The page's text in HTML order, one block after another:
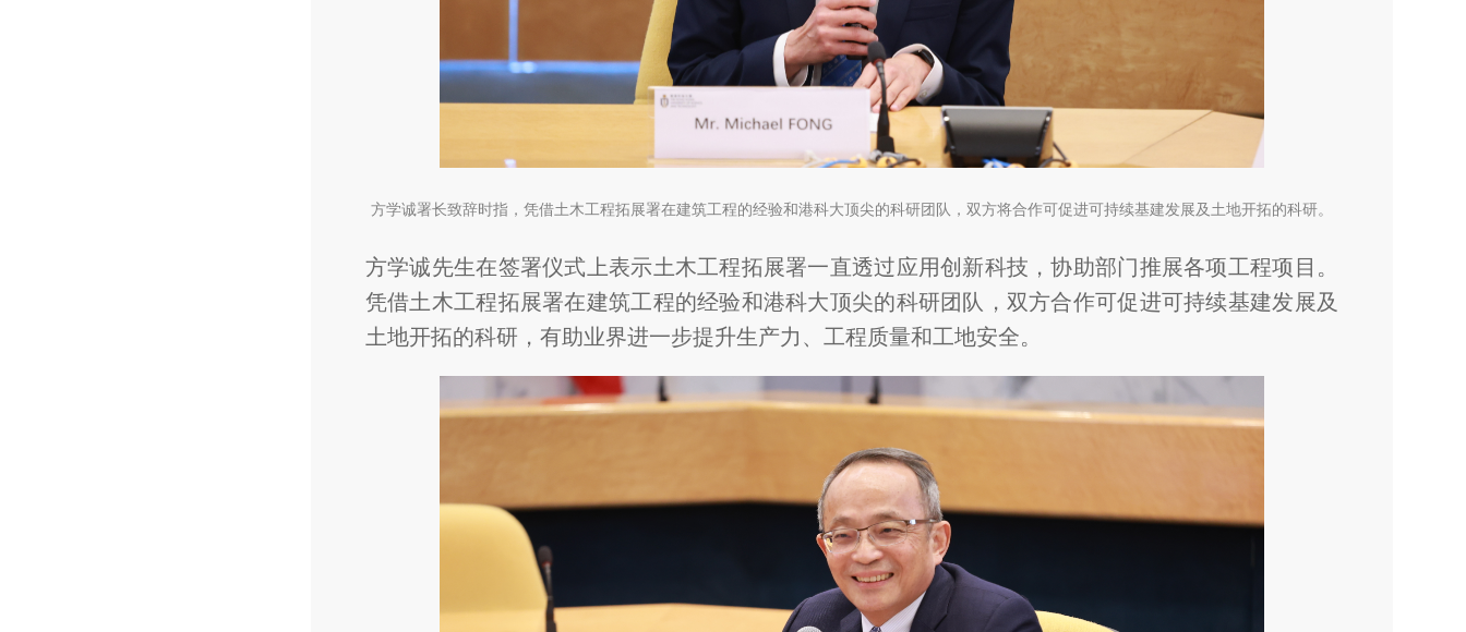
方学诚署长致辞时指，凭借土木工程拓展署在建筑工程的经验和港科大顶尖的科研团队，双方将合作可促进可持续基建发展及土地开拓的科研。
方学诚先生在签署仪式上表示土木工程拓展署一直透过应用创新科技，协助部门推展各项工程项目。
凭借土木工程拓展署在建筑工程的经验和港科大顶尖的科研团队，双方合作可促进可持续基建发展及
土地开拓的科研，有助业界进一步提升生产力、工程质量和工地安全。